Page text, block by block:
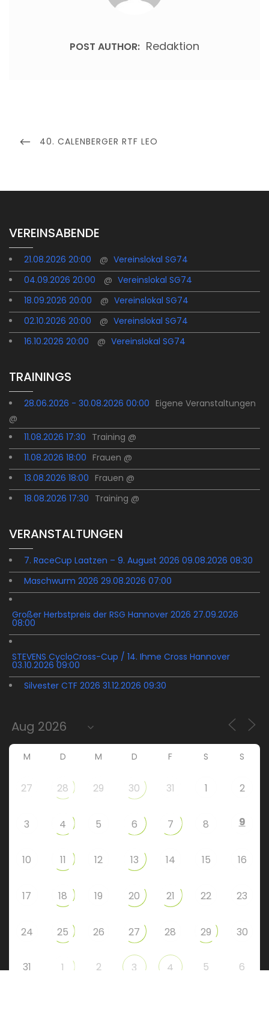
POST AUTHOR: Redaktion
PREVIOUS
40. CALENBERGER RTF LEO
VEREINSABENDE
21.08.2026 20:00 @ Vereinslokal SG74
04.09.2026 20:00
@ Vereinslokal SG74
18.09.2026 20:00
@ Vereinslokal SG74
02.10.2026 20:00
@ Vereinslokal SG74
16.10.2026 20:00
@ Vereinslokal SG74
TRAININGS
28.06.2026 - 30.08.2026 00:00 Eigene Veranstaltungen
@
11.08.2026 17:30 Training @
11.08.2026 18:00 Frauen @
13.08.2026 18:00 Frauen @
18.08.2026 17:30 Training @
VERANSTALTUNGEN
7. RaceCup Laatzen – 9. August 2026 09.08.2026 08:30
Maschwurm 2026 29.08.2026 07:00
Großer Herbstpreis der RSG Hannover 2026 27.09.2026
08:00
STEVENS CycloCross-Cup / 14. Ihme Cross Hannover
03.10.2026 09:00
Silvester CTF 2026 31.12.2026 09:30
M D M D F S S
27 28 29 30 31 1 2
3 4 5 6 7 8 9
10 11 12 13 14 15 16
17 18 19 20 21 22 23
24 25 26 27 28 29 30
31 1 2 3 4 5 6